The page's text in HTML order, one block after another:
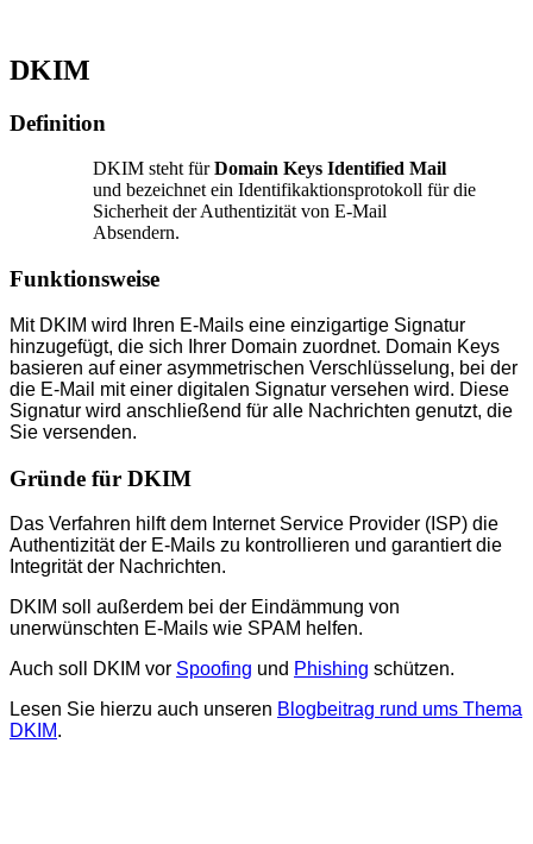
DKIM
Definition
DKIM steht fürDomain Keys Identified Mail
und bezeichnet ein Identifikaktionsprotokoll für die
Sicherheit der Authentizität von E-Mail
Absendern.
Funktionsweise
Mit DKIM wird Ihren E-Mails eine einzigartige Signatur
hinzugefügt, die sich Ihrer Domain zuordnet. Domain Keys
basieren auf einer asymmetrischen Verschlüsselung, bei der
die E-Mail mit einer digitalen Signatur versehen wird. Diese
Signatur wird anschließend für alle Nachrichten genutzt, die
Sie versenden.
Gründe für DKIM
Das Verfahren hilft dem Internet Service Provider (ISP) die
Authentizität der E-Mails zu kontrollieren und garantiert die
Integrität der Nachrichten.
DKIM soll außerdem bei der Eindämmung von
unerwünschten E-Mails wie SPAM helfen.
Auch soll DKIM vor Spoofing und Phishing schützen.
Lesen Sie hierzu auch unseren Blogbeitrag rund ums Thema
DKIM.